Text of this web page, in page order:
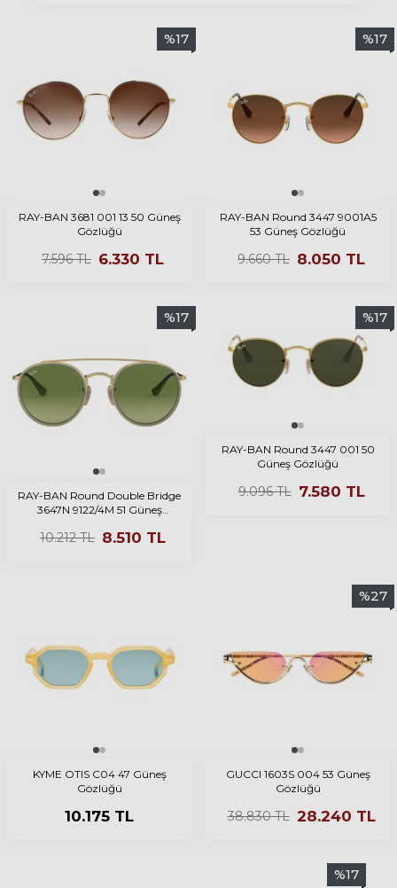
%17
RAY-BAN 3681 001 13 50 Güneş
Gözlüğü
7.596TL 6.330 TL
%17
RAY-BAN Round 3447 9001A5
53 Güneş Gözlüğü
9.660TL 8.050 TL
%17
RAY-BAN Round Double Bridge
3647N 9122/4M 51 Güneş
10.212TL 8.510 TL
%17
RAY-BAN Round 3447 001 50
Güneş Gözlüğü
9.096TL 7.580 TL
KYME OTIS C04 47 Güneş
Gözlüğü
10.175 TL
%27
GUCCI 1603S 004 53 Güneş
Gözlüğü
38.830TL 28.240 TL
%17